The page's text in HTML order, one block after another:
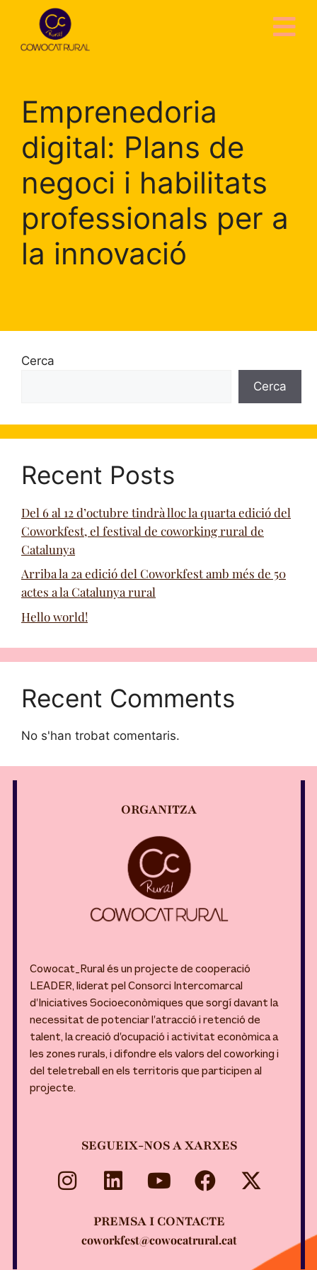
Emprenedoria
digital: Plans de
negoci i habilitats
professionals per a
la innovació
Cerca
Cerca
Recent Posts
Del 6 al 12 d’octubre tindrà lloc la quarta edició del
Coworkfest, el festival de coworking rural de
Catalunya
Arriba la 2a edició del Coworkfest amb més de 50
actes a la Catalunya rural
Hello world!
Recent Comments
No s'han trobat comentaris.
ORGANITZA
Cowocat_Rural és un projecte de cooperació
LEADER, liderat pel Consorci Intercomarcal
d’Iniciatives Socioeconòmiques que sorgí davant la
necessitat de potenciar l’atracció i retenció de
talent, la creació d’ocupació i activitat econòmica a
les zones rurals, i difondre els valors del coworking i
del teletreball en els territoris que participen al
projecte.
SEGUEIX-NOS A XARXES
PREMSA I CONTACTE
coworkfest@cowocatrural.cat